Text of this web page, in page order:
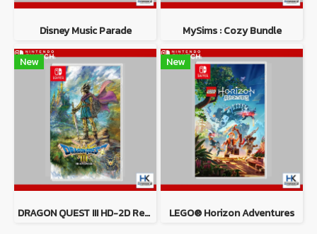
Disney Music Parade MySims : Cozy Bundle
New
DRAGON QUEST III HD-2D Remake
New
LEGO® Horizon Adventures